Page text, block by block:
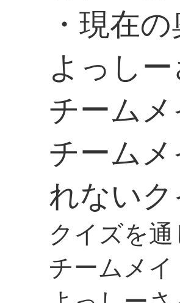
・現在
よっし
チーム
チーム
れない
クイズを
チームメ